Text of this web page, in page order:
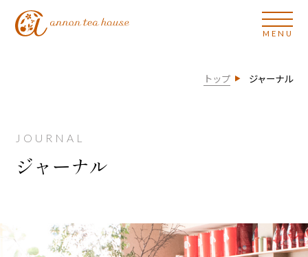
トップ ジャーナル
JOURNAL
ジャーナル